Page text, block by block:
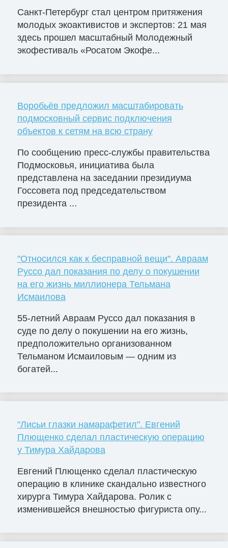
Санкт-Петербург стал центром притяжения
молодых экоактивистов и экспертов: 21 мая
здесь прошел масштабный Молодежный
экофестиваль «Росатом Экофе...
Воробьёв предложил масштабировать
подмосковный сервис подключения
объектов к сетям на всю страну
По сообщению пресс-службы правительства
Подмосковья, инициатива была
представлена на заседании президиума
Госсовета под председательством
президента ...
"Относился как к бесправной вещи". Авраам
Руссо дал показания по делу о покушении
на его жизнь миллионера Тельмана
Исмаилова
55-летний Авраам Руссо дал показания в
суде по делу о покушении на его жизнь,
предположительно организованном
Тельманом Исмаиловым — одним из
богатей...
"Лисьи глазки намарафетил". Евгений
Плющенко сделал пластическую операцию
у Тимура Хайдарова
Евгений Плющенко сделал пластическую
операцию в клинике скандально известного
хирурга Тимура Хайдарова. Ролик с
изменившейся внешностью фигуриста опу...